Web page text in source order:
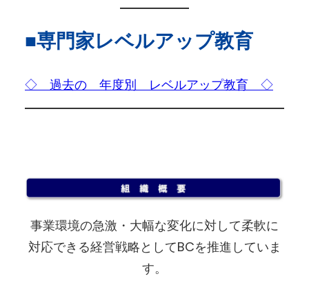
■専門家レベルアップ教育
◇ 過去の 年度別 レベルアップ教育 ◇
事業環境の急激・大幅な変化に対して柔軟に
対応できる経営戦略としてBCを推進していま
す。